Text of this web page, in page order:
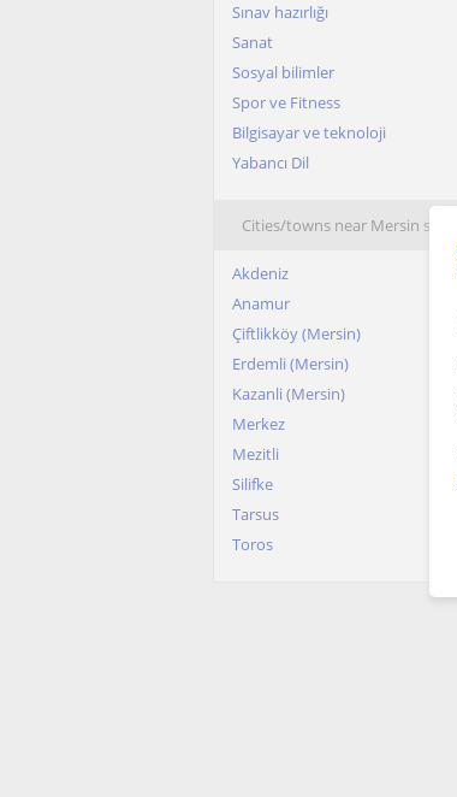
Sınav hazırlığı
Sanat
Sosyal bilimler
Spor ve Fitness
Bilgisayar ve teknoloji
Yabancı Dil
Cities/towns near Mersin sehri
Akdeniz
Anamur
Çiftlikköy (Mersin)
Erdemli (Mersin)
Kazanli (Mersin)
Merkez
Mezitli
Silifke
Tarsus
Toros